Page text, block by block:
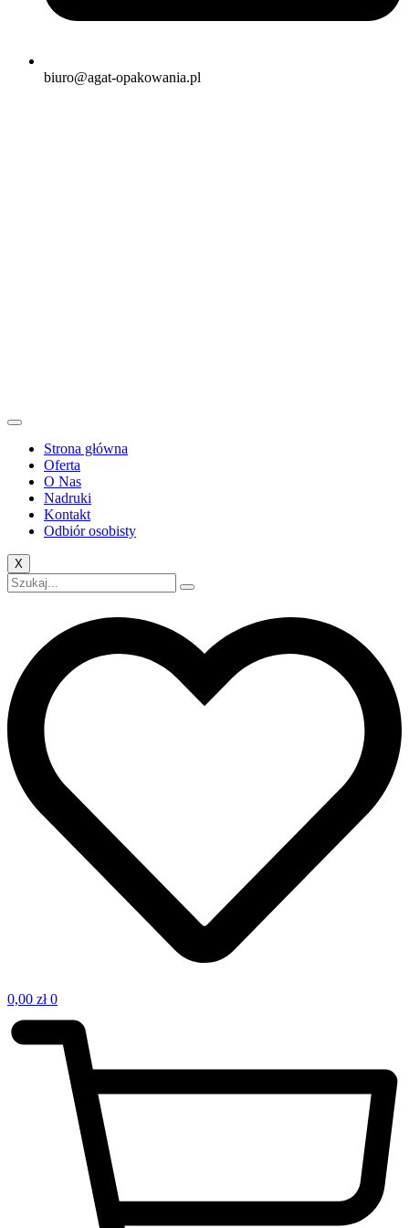
biuro@agat-opakowania.pl
Strona główna
Oferta
O Nas
Nadruki
Kontakt
Odbiór osobisty
X
0,00 zł 0